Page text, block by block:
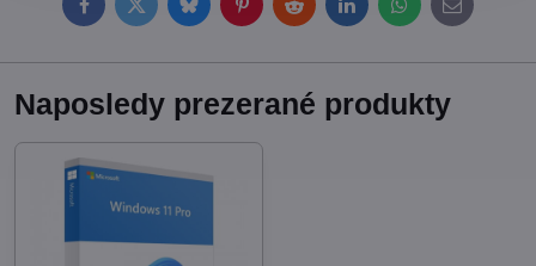
FacebookTwitterBlueskyPinterestRedditLinkedInWhatsApp
E-
mail
Naposledy prezerané produkty